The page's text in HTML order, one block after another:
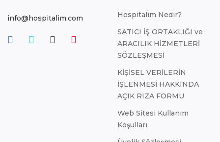
info@hospitalim.com
Hospitalim Nedir?
SATICI İŞ ORTAKLIĞI ve
ARACILIK HİZMETLERİ
SÖZLEŞMESİ
KİŞİSEL VERİLERİN
İŞLENMESİ HAKKINDA
AÇIK RIZA FORMU
Web Sitesi Kullanım
Koşulları